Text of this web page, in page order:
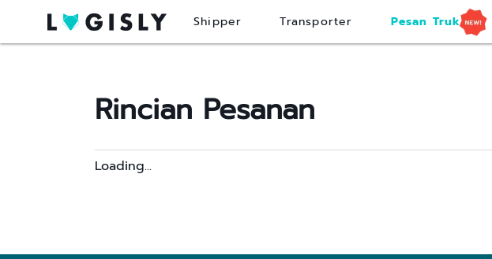
Shipper Transporter Pesan Truk
Rincian Pesanan
Loading...